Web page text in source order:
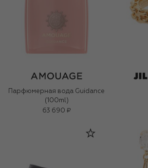
Парфюмерная вода Guidance
(100ml)
63 690 ₽